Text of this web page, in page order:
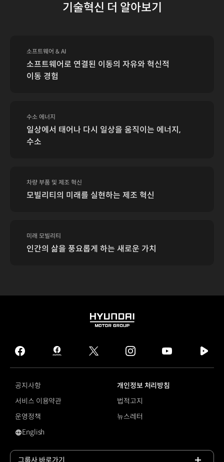
기술혁신 더 알아보기
소프트웨어 & AI
소프트웨어로 연결된 이동의 자유와 혁신적
이동 경험
수소 에너지
일상에서 태어나 다시 일상을 움직이는 에너지,
수소
차량 부품 및 제조 혁신
모빌리티의 미래를 실현하는 제조 혁신
미래 모빌리티
인간의 삶을 풍요롭게 하는 새로운 가치
HYUNDAI
GROUP
facebook
hmg
journal
twitter instagram
tv
공지사항
개인정보 처리방침
서비스 이용약관
법적고지
운영정책
뉴스레터
영문 사이트로 이동
English
그룹사 바로가기